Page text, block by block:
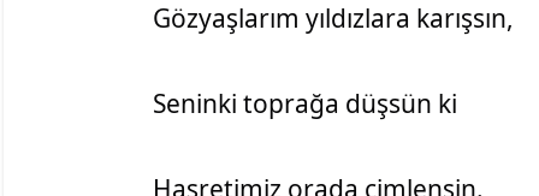
Gözyaşlarım yıldızlara karışsın,
Seninki toprağa düşsün ki
Hasretimiz orada çimlensin.